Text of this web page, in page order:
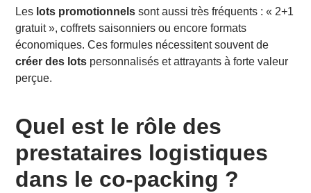
Les lots promotionnels sont aussi très fréquents : « 2+1
gratuit », coffrets saisonniers ou encore formats
économiques. Ces formules nécessitent souvent de
créer des lots personnalisés et attrayants à forte valeur
perçue.
Quel est le rôle des
prestataires logistiques
dans le co-packing ?